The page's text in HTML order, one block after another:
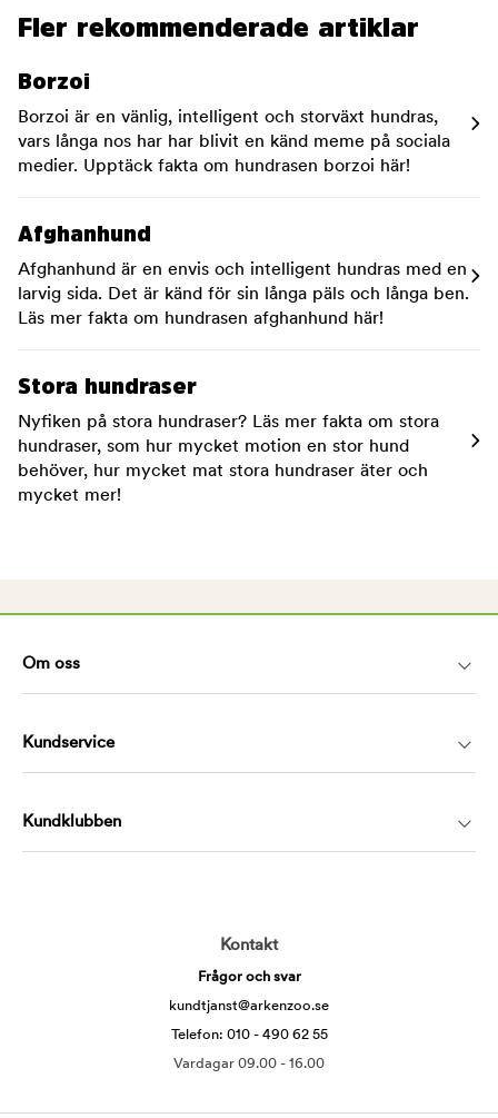
Fler rekommenderade artiklar
Borzoi
Borzoi är en vänlig, intelligent och storväxt hundras,
vars långa nos har har blivit en känd meme på sociala
medier. Upptäck fakta om hundrasen borzoi här!
Afghanhund
Afghanhund är en envis och intelligent hundras med en
larvig sida. Det är känd för sin långa päls och långa ben.
Läs mer fakta om hundrasen afghanhund här!
Stora hundraser
Nyfiken på stora hundraser? Läs mer fakta om stora
hundraser, som hur mycket motion en stor hund
behöver, hur mycket mat stora hundraser äter och
mycket mer!
Om oss
Kundservice
Kundklubben
Kontakt
Frågor och svar
kundtjanst@arkenzoo.se
Telefon: 010 - 490 62 55
Vardagar 09.00 - 16.00